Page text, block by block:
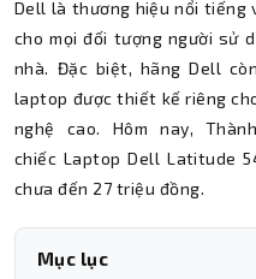
Dell là thương hiệu nổi tiếng
cho mọi đối tượng người sử
nhà. Đặc biệt, hãng Dell
laptop được thiết kế riêng
nghệ cao. Hôm nay,
chiếc Laptop Dell Latitude
chưa đến 27 triệu đồng.
Mục lục